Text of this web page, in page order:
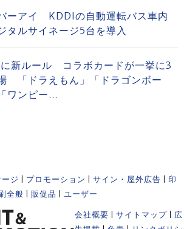
ーアイ KDDIの自動運転バス車内
タルサイネージ5台を導入
新ルール コラボカードが一挙に3
「ドラえもん」「ドラゴンボー
ワンピー...
ジ プロモーション サイン・屋外広告
印
全般
販促品 ユーザー
会社概要 サイトマップ
広